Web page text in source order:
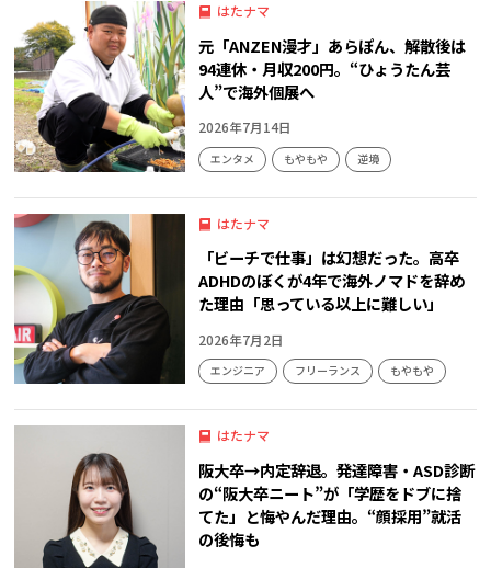
はたナマ
元「ANZEN漫才」あらぽん、解散後は
94連休・月収200円。“ひょうたん芸
人”で海外個展へ
2026年7月14日
エンタメ もやもや 逆境
はたナマ
「ビーチで仕事」は幻想だった。高卒
ADHDのぼくが4年で海外ノマドを辞め
た理由「思っている以上に難しい」
2026年7月2日
エンジニア フリーランス もやもや
はたナマ
阪大卒→内定辞退。発達障害・ASD診断
の“阪大卒ニート”が「学歴をドブに捨
てた」と悔やんだ理由。“顔採用”就活
の後悔も